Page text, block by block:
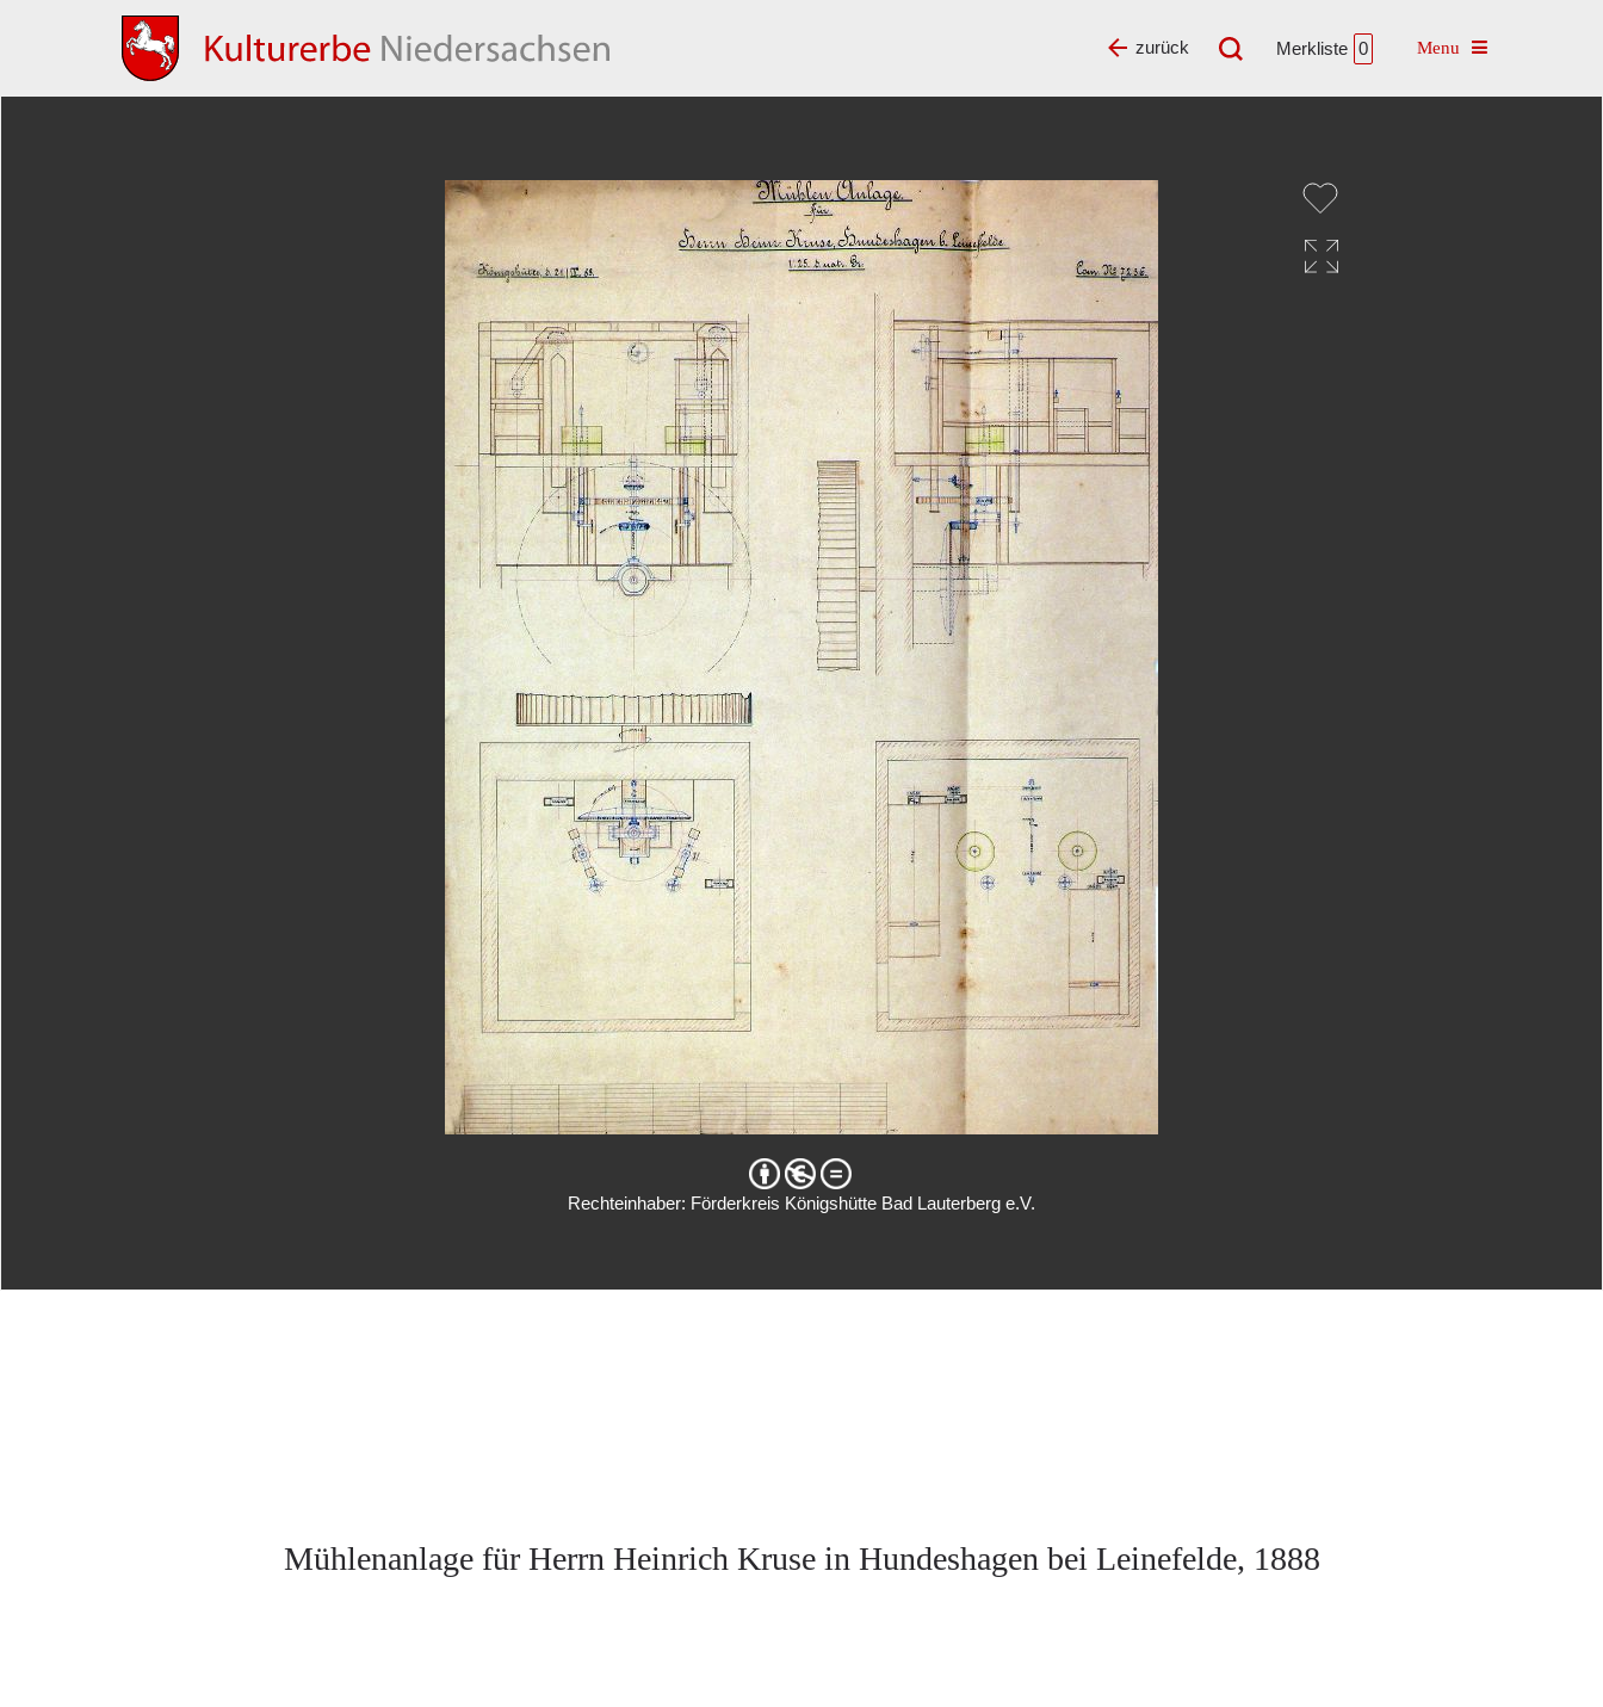
Merkliste 0 Toggle navigation
zurück
Rechteinhaber: Förderkreis Königshütte Bad Lauterberg e.V.
Mühlenanlage für Herrn Heinrich Kruse in Hundeshagen bei Leinefelde, 1888